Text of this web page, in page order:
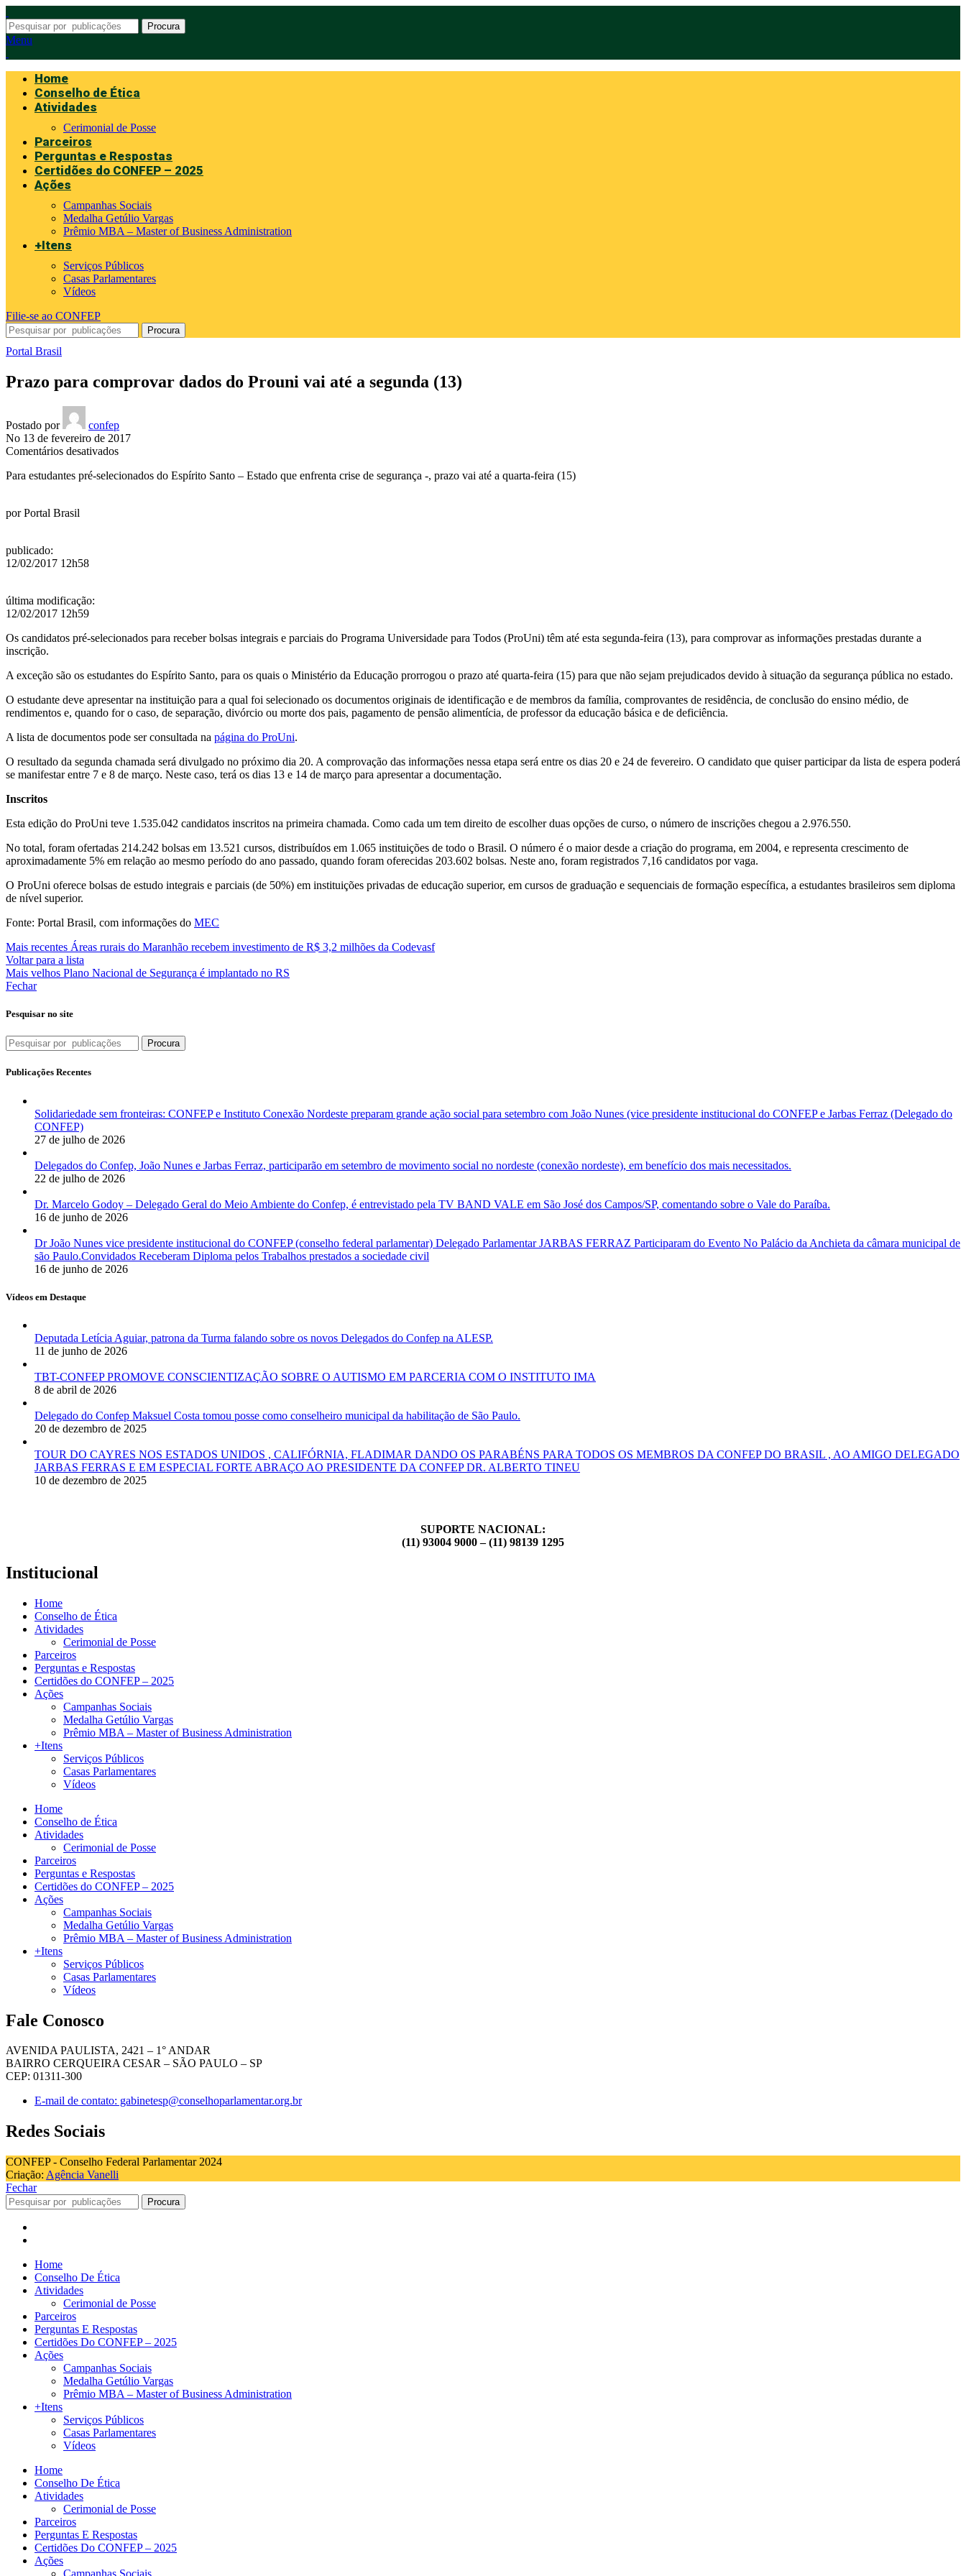
Procura
Menu
Home
Conselho de Ética
Atividades
Cerimonial de Posse
Parceiros
Perguntas e Respostas
Certidões do CONFEP – 2025
Ações
Campanhas Sociais
Medalha Getúlio Vargas
Prêmio MBA – Master of Business Administration
+Itens
Serviços Públicos
Casas Parlamentares
Vídeos
Filie-se ao CONFEP
Procura
Portal Brasil
Prazo para comprovar dados do Prouni vai até a segunda (13)
Postado por
confep
No 13 de fevereiro de 2017
Comentários desativadosem
para
Para estudantes pré-selecionados do Espírito Santo – Estado que enfrenta crise de segurança -, prazo vai até a quarta-feira (15)
porPortal Brasil
publicado:
12/02/2017 12h58
última modificação:
12/02/2017 12h59
Os candidatos pré-selecionados para receber bolsas integrais e parciais do Programa Universidade para Todos (ProUni) têm até esta segunda-feira (13), para comprovar as informações prestadas durante a
inscrição.
A exceção são os estudantes do Espírito Santo, para os quais o Ministério da Educação prorrogou o prazo até quarta-feira (15) para que não sejam prejudicados devido à situação da segurança pública no estado.
O estudante deve apresentar na instituição para a qual foi selecionado os documentos originais de identificação e de membros da família, comprovantes de residência, de conclusão do ensino médio, de
rendimentos e, quando for o caso, de separação, divórcio ou morte dos pais, pagamento de pensão alimentícia, de professor da educação básica e de deficiência.
A lista de documentos pode ser consultada na página do ProUni.
O resultado da segunda chamada será divulgado no próximo dia 20. A comprovação das informações nessa etapa será entre os dias 20 e 24 de fevereiro. O candidato que quiser participar da lista de espera poderá
se manifestar entre 7 e 8 de março. Neste caso, terá os dias 13 e 14 de março para apresentar a documentação.
Inscritos
Esta edição do ProUni teve 1.535.042 candidatos inscritos na primeira chamada. Como cada um tem direito de escolher duas opções de curso, o número de inscrições chegou a 2.976.550.
No total, foram ofertadas 214.242 bolsas em 13.521 cursos, distribuídos em 1.065 instituições de todo o Brasil. O número é o maior desde a criação do programa, em 2004, e representa crescimento de
aproximadamente 5% em relação ao mesmo período do ano passado, quando foram oferecidas 203.602 bolsas. Neste ano, foram registrados 7,16 candidatos por vaga.
O ProUni oferece bolsas de estudo integrais e parciais (de 50%) em instituições privadas de educação superior, em cursos de graduação e sequenciais de formação específica, a estudantes brasileiros sem diploma
de nível superior.
Fonte: Portal Brasil, com informações do MEC
Mais recentes Áreas rurais do Maranhão recebem investimento de R$ 3,2 milhões da Codevasf
Voltar para a lista
Mais velhos Plano Nacional de Segurança é implantado no RS
Fechar
Pesquisar no site
Procura
Publicações Recentes
Solidariedade sem fronteiras: CONFEP e Instituto Conexão Nordeste preparam grande ação social para setembro com João Nunes (vice presidente institucional do CONFEP e Jarbas Ferraz (Delegado do
CONFEP)
27 de julho de 2026
Delegados do Confep, João Nunes e Jarbas Ferraz, participarão em setembro de movimento social no nordeste (conexão nordeste), em benefício dos mais necessitados.
22 de julho de 2026
Dr. Marcelo Godoy – Delegado Geral do Meio Ambiente do Confep, é entrevistado pela TV BAND VALE em São José dos Campos/SP, comentando sobre o Vale do Paraíba.
16 de junho de 2026
Dr João Nunes vice presidente institucional do CONFEP (conselho federal parlamentar) Delegado Parlamentar JARBAS FERRAZ Participaram do Evento No Palácio da Anchieta da câmara municipal de
são Paulo.Convidados Receberam Diploma pelos Trabalhos prestados a sociedade civil
16 de junho de 2026
Vídeos em Destaque
Deputada Letícia Aguiar, patrona da Turma falando sobre os novos Delegados do Confep na ALESP.
11 de junho de 2026
TBT-CONFEP PROMOVE CONSCIENTIZAÇÃO SOBRE O AUTISMO EM PARCERIA COM O INSTITUTO IMA
8 de abril de 2026
Delegado do Confep Maksuel Costa tomou posse como conselheiro municipal da habilitação de São Paulo.
20 de dezembro de 2025
TOUR DO CAYRES NOS ESTADOS UNIDOS , CALIFÓRNIA, FLADIMAR DANDO OS PARABÉNS PARA TODOS OS MEMBROS DA CONFEP DO BRASIL , AO AMIGO DELEGADO
JARBAS FERRAS E EM ESPECIAL FORTE ABRAÇO AO PRESIDENTE DA CONFEP DR. ALBERTO TINEU
10 de dezembro de 2025
SUPORTE NACIONAL:
(11) 93004 9000 – (11) 98139 1295
Institucional
Home
Conselho de Ética
Atividades
Cerimonial de Posse
Parceiros
Perguntas e Respostas
Certidões do CONFEP – 2025
Ações
Campanhas Sociais
Medalha Getúlio Vargas
Prêmio MBA – Master of Business Administration
+Itens
Serviços Públicos
Casas Parlamentares
Vídeos
Home
Conselho de Ética
Atividades
Cerimonial de Posse
Parceiros
Perguntas e Respostas
Certidões do CONFEP – 2025
Ações
Campanhas Sociais
Medalha Getúlio Vargas
Prêmio MBA – Master of Business Administration
+Itens
Serviços Públicos
Casas Parlamentares
Vídeos
Fale Conosco
AVENIDA PAULISTA, 2421 – 1° ANDAR
BAIRRO CERQUEIRA CESAR – SÃO PAULO – SP
CEP: 01311-300
E-mail de contato: gabinetesp@conselhoparlamentar.org.br
Redes Sociais
CONFEP - Conselho Federal Parlamentar 2024
Criação: Agência Vanelli
Fechar
Procura
Home
Conselho De Ética
Atividades
Cerimonial de Posse
Parceiros
Perguntas E Respostas
Certidões Do CONFEP – 2025
Ações
Campanhas Sociais
Medalha Getúlio Vargas
Prêmio MBA – Master of Business Administration
+Itens
Serviços Públicos
Casas Parlamentares
Vídeos
Home
Conselho De Ética
Atividades
Cerimonial de Posse
Parceiros
Perguntas E Respostas
Certidões Do CONFEP – 2025
Ações